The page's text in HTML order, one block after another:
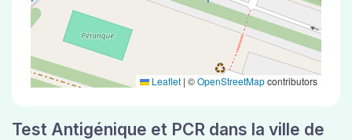
Leaflet | ©OpenStreetMapcontributors
Test Antigénique et PCR dans la ville de